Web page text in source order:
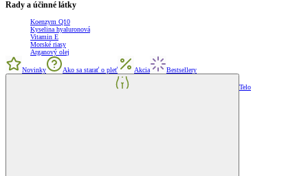
Rady a účinné látky
Koenzym Q10
Kyselina hyaluronová
Vitamin E
Morské riasy
Arganový olej
Novinky Ako sa starať o pleť Akcia Bestsellery
Telo